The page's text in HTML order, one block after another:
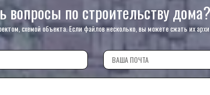
вопросы по строительству дома?
схемой объекта. Если файлов несколько, вы можете сжать их